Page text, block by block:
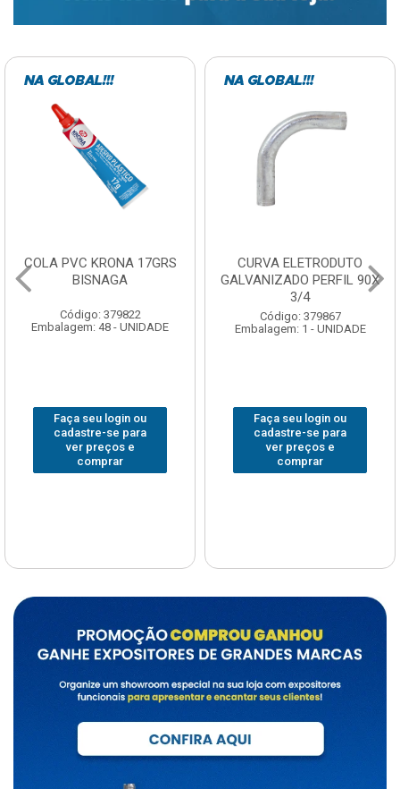
CURVA ELETRODUTO
GALVANIZADO PERFIL 90X
Código: 379867
Embalagem: 1 - UNIDADE
Faça seu login ou
cadastre-se para
ver preços e
comprar
SOQUETE COM
FOTOCELULA EXATRON
COM SENSOR SPT0E27XC
Código: 379788
Embalagem: 1 - UNIDADE
Faça seu login ou
cadastre-se para
ver preços e
comprar